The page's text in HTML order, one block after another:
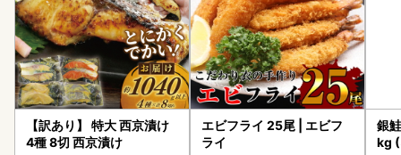
【訳あり】 特大 西京漬け
4種 8切 西京漬け
エビフライ 25尾 | エビフ
ライ
銀
kg